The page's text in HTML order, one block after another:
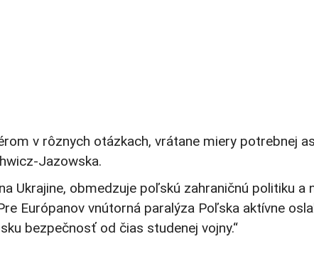
v rôznych otázkach, vrátane miery potrebnej
Jazowska.
Ukrajine, obmedzuje poľskú zahraničnú politiku a
Európanov vnútorná paralýza Poľska aktívne
bezpečnosť od čias studenej vojny.“